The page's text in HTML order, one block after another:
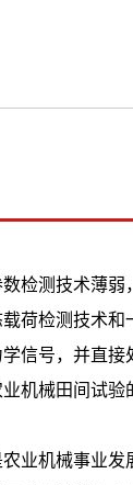
检测技术薄
荷检测技术
信号，并直
机械田间试验
业机械事业